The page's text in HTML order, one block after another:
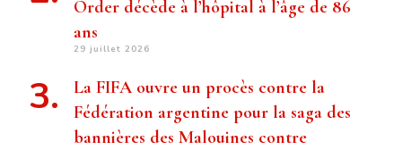
Order décède à l’hôpital à l’âge de 86
ans
29 juillet 2026
La FIFA ouvre un procès contre la
Fédération argentine pour la saga des
bannières des Malouines contre